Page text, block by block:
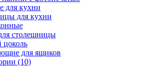
для кухни
для кухни
столешницы
для ящиков
(10)